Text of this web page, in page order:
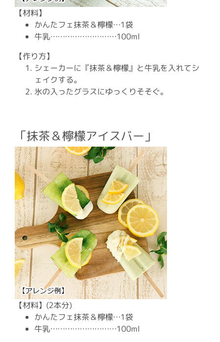
【材料】
かんたフェ抹茶＆檸檬…1袋
牛乳………………………100ml
【作り方】
シェーカーに『抹茶＆檸檬』と牛乳を入れてシ
ェイクする。
氷の入ったグラスにゆっくりそそぐ。
「抹茶＆檸檬アイスバー」
【材料】(2本分)
かんたフェ抹茶＆檸檬…1袋
牛乳………………………100ml